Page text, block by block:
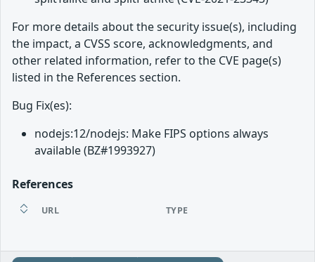
For more details about the security issue(s), including
the impact, a CVSS score, acknowledgments, and
other related information, refer to the CVE page(s)
listed in the References section.
Bug Fix(es):
nodejs:12/nodejs: Make FIPS options always
available (BZ#1993927)
References
URL TYPE